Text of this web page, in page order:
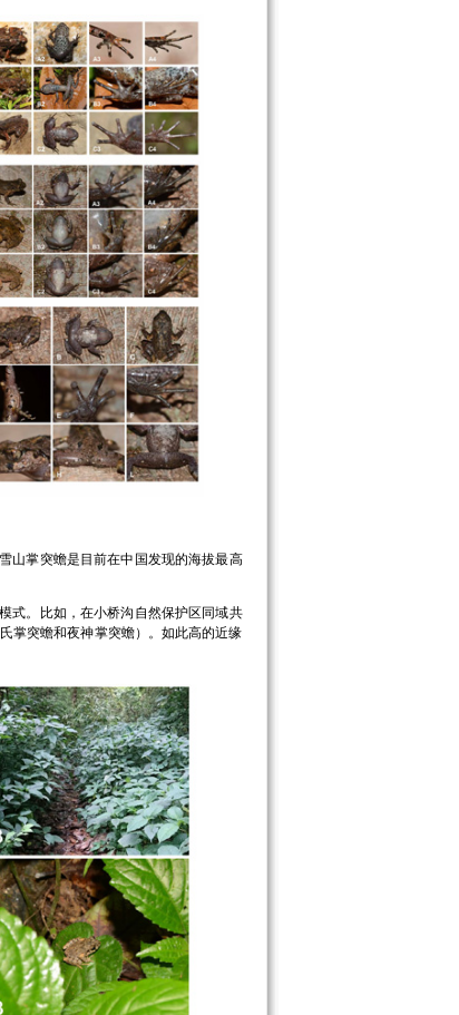
掌突蟾是目前在中国发现的海拔最高
。比如，在小桥沟自然保护区同域共
掌突蟾和夜神掌突蟾）。如此高的近缘